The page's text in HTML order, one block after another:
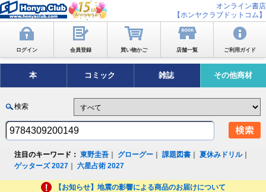
オンライン書店
【ホンヤクラブドットコム】
ログイン 会員登録 買い物かご 店舗一覧 ご利用ガイド
本 コミック 雑誌 その他商材
検索
注目のキーワード： 東野圭吾 グローグー ｜課題図書 ｜夏休みドリル｜
ゲッターズ 2027 ｜六星占術 2027
【お知らせ】地震の影響による商品のお届けについて